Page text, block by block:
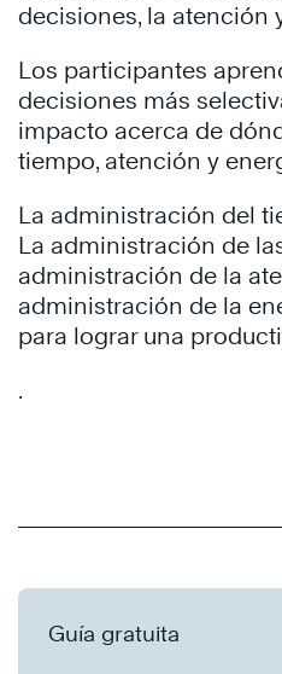
decisiones, la atención
Los participantes
decisiones más
impacto acerca de
tiempo, atención y
La administración del
La administración de
administración de la
administración de la
para lograr una
.
Guía gratuita